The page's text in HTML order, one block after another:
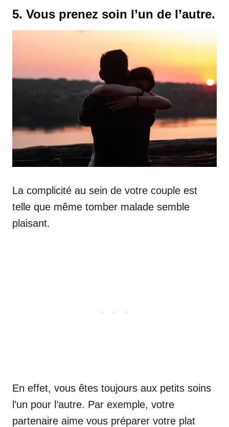
5. Vous prenez soin l’un de l’autre.
La complicité au sein de votre couple est
telle que même tomber malade semble
plaisant.
En effet, vous êtes toujours aux petits soins
l’un pour l’autre. Par exemple, votre
partenaire aime vous préparer votre plat